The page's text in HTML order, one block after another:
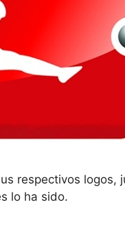
respectivos
lo ha sido.